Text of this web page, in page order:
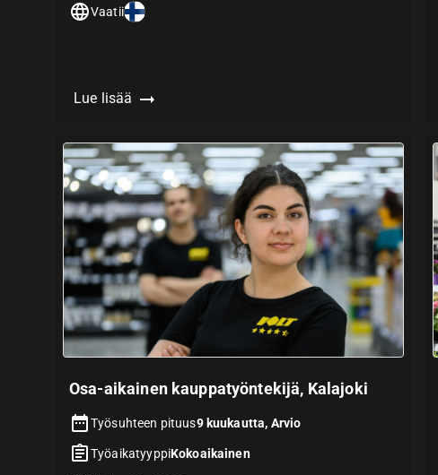
Vaatii
Lue lisää
Osa-aikainen kauppatyöntekijä, Kalajoki
Työsuhteen pituus9 kuukautta, Arvio
TyöaikatyyppiKokoaikainen